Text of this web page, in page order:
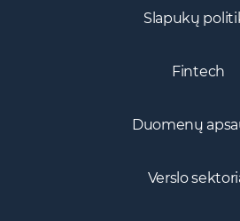
Slapukų
Fintech
Duomenų
Verslo